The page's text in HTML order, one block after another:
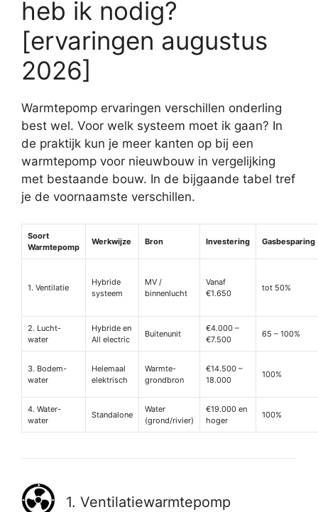
heb ik nodig?
[ervaringen augustus
2026]
Warmtepomp ervaringen verschillen onderling
best wel. Voor welk systeem moet ik gaan? In
de praktijk kun je meer kanten op bij een
warmtepomp voor nieuwbouw in vergelijking
met bestaande bouw. In de bijgaande tabel tref
je de voornaamste verschillen.
Soort
Warmtepomp
Werkwijze Bron Investering Gasbesparing
1. Ventilatie
Hybride
systeem
MV /
binnenlucht
Vanaf
€1.650
tot 50%
2. Lucht-
water
Hybride en
All electric
Buitenunit
€4.000 –
€7.500
65 – 100%
3. Bodem-
water
Helemaal
elektrisch
Warmte-
grondbron
€14.500 –
18.000
100%
4. Water-
water
Standalone
Water
(grond/rivier)
€19.000 en
hoger
100%
1. Ventilatiewarmtepomp